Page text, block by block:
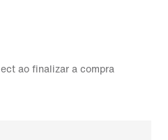
ao finalizar a compra